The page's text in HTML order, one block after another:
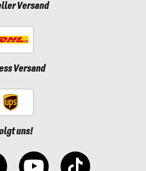
Versand
Versand
uns!